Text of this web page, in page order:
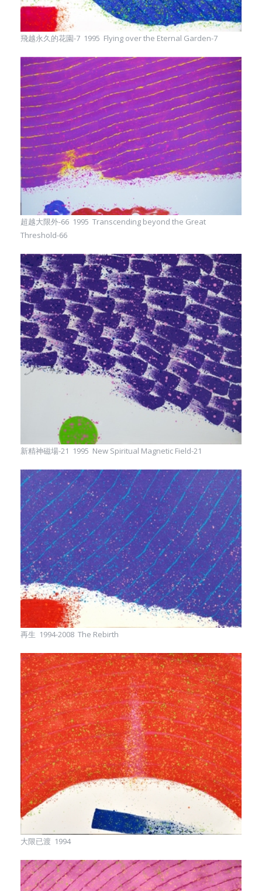
飛越永久的花園-7 1995 Flying over the Eternal Garden-7
超越大限外-66 1995 Transcending beyond the Great
Threshold-66
新精神磁場-21 1995 New Spiritual Magnetic Field-21
再生 1994-2008 The Rebirth
大限已渡 1994